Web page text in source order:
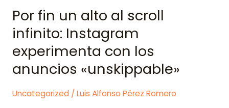
empleados
en
de
2024.
Por fin un alto al scroll
infinito: Instagram
experimenta con los
anuncios «unskippable»
Uncategorized/ Luis Alfonso Pérez Romero